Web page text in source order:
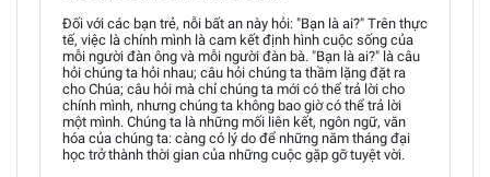
Đối với các bạn trẻ, nỗi bất an này hỏi: "Bạn là ai?" Trên thực
tế, việc là chính mình là cam kết định hình cuộc sống của
mỗi người đàn ông và mỗi người đàn bà. "Bạn là ai?" là câu
hỏi chúng ta hỏi nhau; câu hỏi chúng ta thầm lặng đặt ra
cho Chúa; câu hỏi mà chỉ chúng ta mới có thể trả lời cho
chính mình, nhưng chúng ta không bao giờ có thể trả lời
một mình. Chúng ta là những mối liên kết, ngôn ngữ, văn
hóa của chúng ta: càng có lý do để những năm tháng đại
học trở thành thời gian của những cuộc gặp gỡ tuyệt vời.